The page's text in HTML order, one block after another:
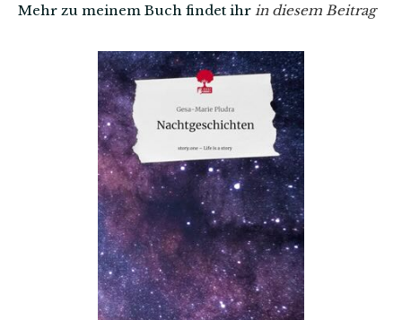
Mehr zu meinem Buch findet ihr in diesem Beitrag